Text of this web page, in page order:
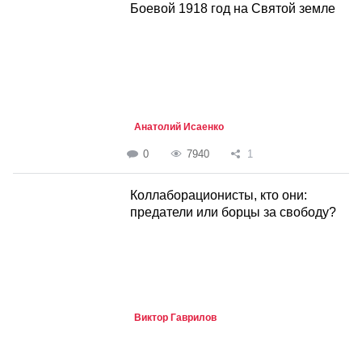
Боевой 1918 год на Cвятой земле
Анатолий Исаенко
0 7940 1
Коллаборационисты, кто они:
предатели или борцы за свободу?
Виктор Гаврилов